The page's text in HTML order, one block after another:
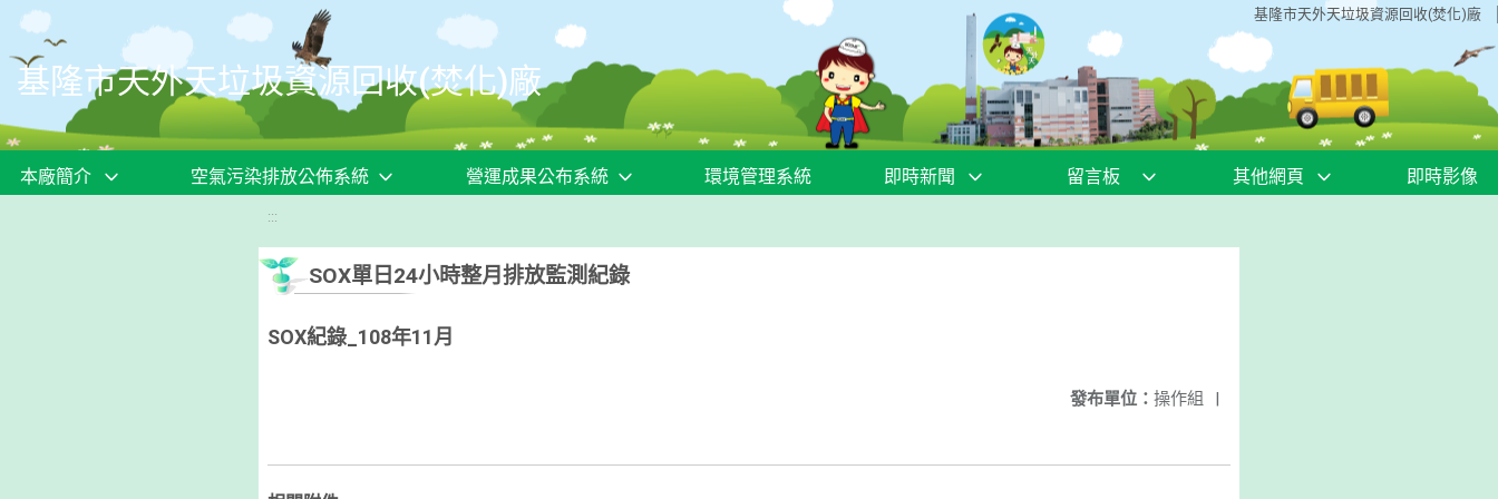
移至網頁之主要內容區位置 基隆市天外天垃圾資源回收(焚化)廠
基隆市天外天垃圾資源回收(焚化)廠
本廠簡介 空氣污染排放公佈系統 營運成果公布系統 環境管理系統 即時新聞 留言板 其他網頁 即時影像
:::
SOX單日24小時整月排放監測紀錄
SOX紀錄_108年11月
發布單位： 操作組 |